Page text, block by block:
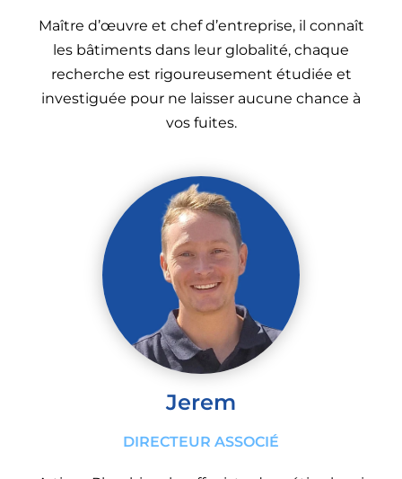
Maître d’œuvre et chef d’entreprise, il connaît
les bâtiments dans leur globalité, chaque
recherche est rigoureusement étudiée et
investiguée pour ne laisser aucune chance à
vos fuites.
Jerem
DIRECTEUR ASSOCIÉ